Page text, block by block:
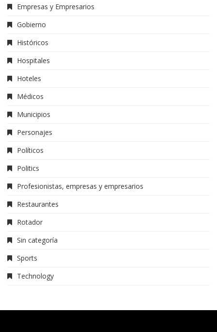
Empresas y Empresarios
Gobierno
Históricos
Hospitales
Hoteles
Médicos
Municipios
Personajes
Políticos
Politics
Profesionistas, empresas y empresarios
Restaurantes
Rotador
Sin categoría
Sports
Technology